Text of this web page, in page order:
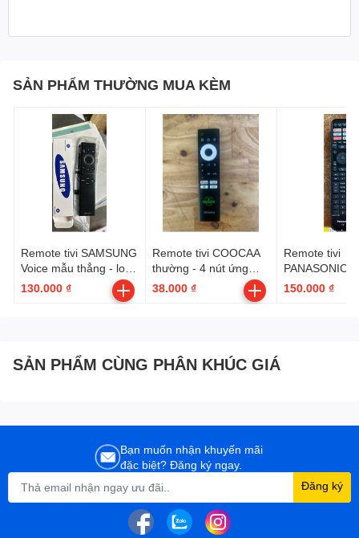
SẢN PHẨM THƯỜNG MUA KÈM
Remote tivi SAMSUNG
Voice mẫu thẳng - loại
tốt --- có hộp ( BN59-
130.000 ₫
Remote tivi COOCAA
thường - 4 nút ứng
dụng
38.000 ₫
Remote tivi
PANASONIC
6 nút ứng
150.000 ₫
SẢN PHẨM CÙNG PHÂN KHÚC GIÁ
Bạn muốn nhận khuyến mãi
đặc biệt? Đăng ký ngay.
Đăng ký